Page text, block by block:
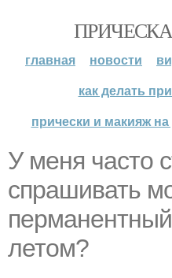
главная новости
как делать
прически и макияж
У меня часто
спрашивать
летом?